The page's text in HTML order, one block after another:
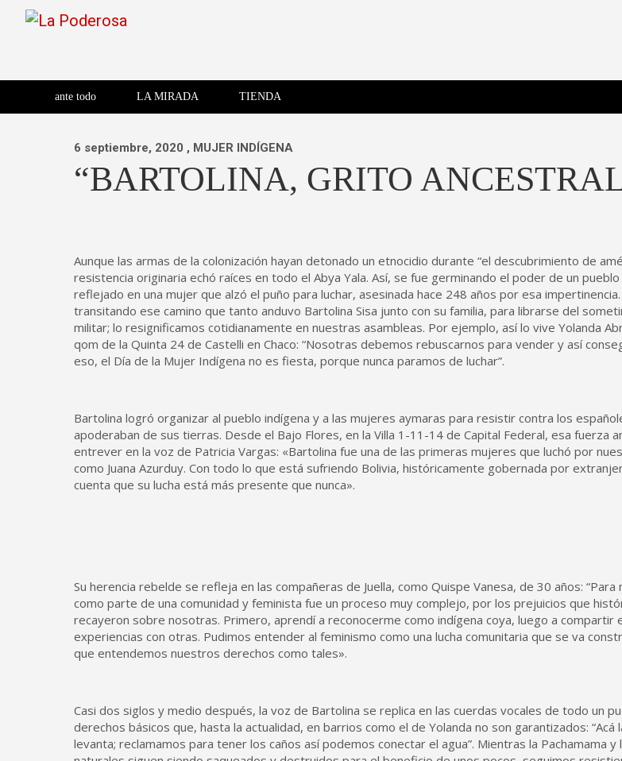
Saltar
La Poderosa
brazo literario del movimiento
La Poderosa
Revista de cultura villera, brazo literario del movimiento La Poderosa.
ante todo LA MIRADA TIENDA
6 septiembre, 2020 , MUJER INDÍGENA
“BARTOLINA, GRITO
Aunque las armas de la colonización hayan detonado un etnocidio durante “el descubrimiento de
resistencia originaria echó raíces en todo el Abya Yala. Así, se fue germinando el poder de un
reflejado en una mujer que alzó el puño para luchar, asesinada hace 248 años por esa
transitando ese camino que tanto anduvo Bartolina Sisa junto con su familia, para librarse del
militar; lo resignificamos cotidianamente en nuestras asambleas. Por ejemplo, así lo vive Yolanda
qom de la Quinta 24 de Castelli en Chaco: “Nosotras debemos rebuscarnos para vender y así
eso, el Día de la Mujer Indígena no es fiesta, porque nunca paramos de luchar”.
Bartolina logró organizar al pueblo indígena y a las mujeres aymaras para resistir contra los
apoderaban de sus tierras. Desde el Bajo Flores, en la Villa 1-11-14 de Capital Federal, esa fuerza
entrever en la voz de Patricia Vargas: «Bartolina fue una de las primeras mujeres que luchó por
como Juana Azurduy. Con todo lo que está sufriendo Bolivia, históricamente gobernada por
cuenta que su lucha está más presente que nunca».
Su herencia rebelde se refleja en las compañeras de Juella, como Quispe Vanesa, de 30 años: “Para
como parte de una comunidad y feminista fue un proceso muy complejo, por los prejuicios que
recayeron sobre nosotras. Primero, aprendí a reconocerme como indígena coya, luego a compartir
experiencias con otras. Pudimos entender al feminismo como una lucha comunitaria que se va
que entendemos nuestros derechos como tales».
Casi dos siglos y medio después, la voz de Bartolina se replica en las cuerdas vocales de todo un
derechos básicos que, hasta la actualidad, en barrios como el de Yolanda no son garantizados: “Acá
levanta; reclamamos para tener los caños así podemos conectar el agua”. Mientras la Pachamama y